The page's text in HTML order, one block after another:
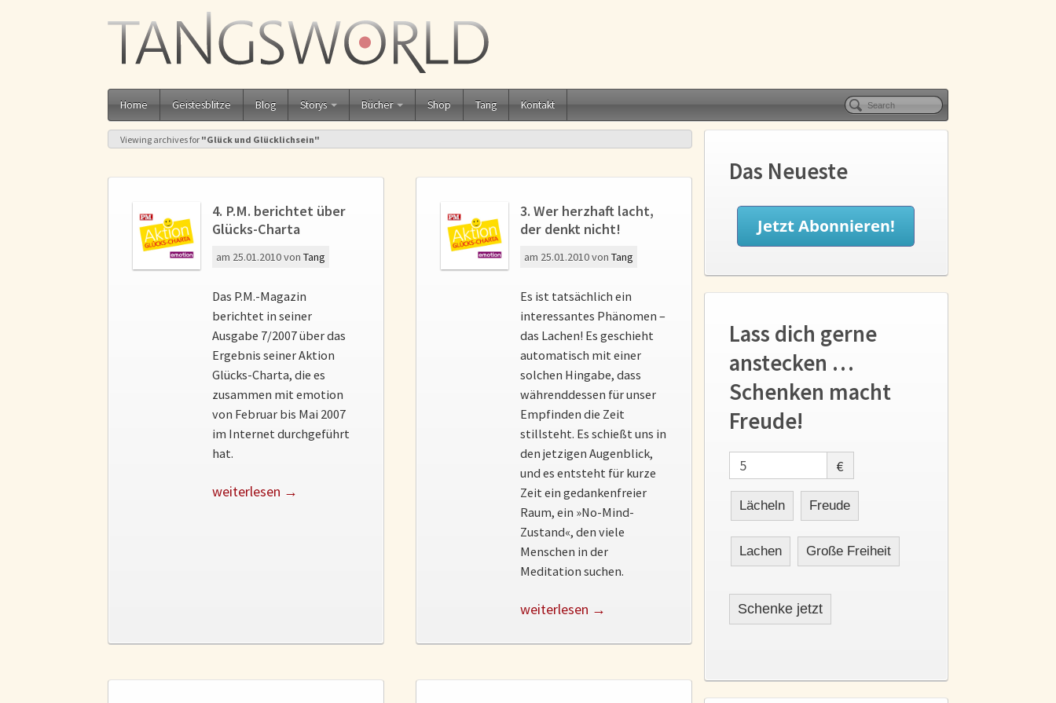
Home Geistesblitze Blog Storys Bücher Shop Tang Kontakt
Viewing archives for "Glück und Glücklichsein"
4. P.M. berichtet über
Glücks-Charta
am 25.01.2010vonTang
Das P.M.-Magazin
berichtet in seiner
Ausgabe 7/2007 über das
Ergebnis seiner Aktion
Glücks-Charta, die es
zusammen mit emotion
von Februar bis Mai 2007
im Internet durchgeführt
hat.
weiterlesen →
3. Wer herzhaft lacht,
der denkt nicht!
am 25.01.2010vonTang
Es ist tatsächlich ein
interessantes Phänomen –
das Lachen! Es geschieht
automatisch mit einer
solchen Hingabe, dass
währenddessen für unser
Empfinden die Zeit
stillsteht. Es schießt uns in
den jetzigen Augenblick,
und es entsteht für kurze
Zeit ein gedankenfreier
Raum, ein »No-Mind-
Zustand«, den viele
Menschen in der
Meditation suchen.
weiterlesen →
Das Neueste
Lass dich gerne
anstecken …
Schenken macht
Freude!
€
Lächeln Freude
Lachen Große Freiheit
Schenke jetzt